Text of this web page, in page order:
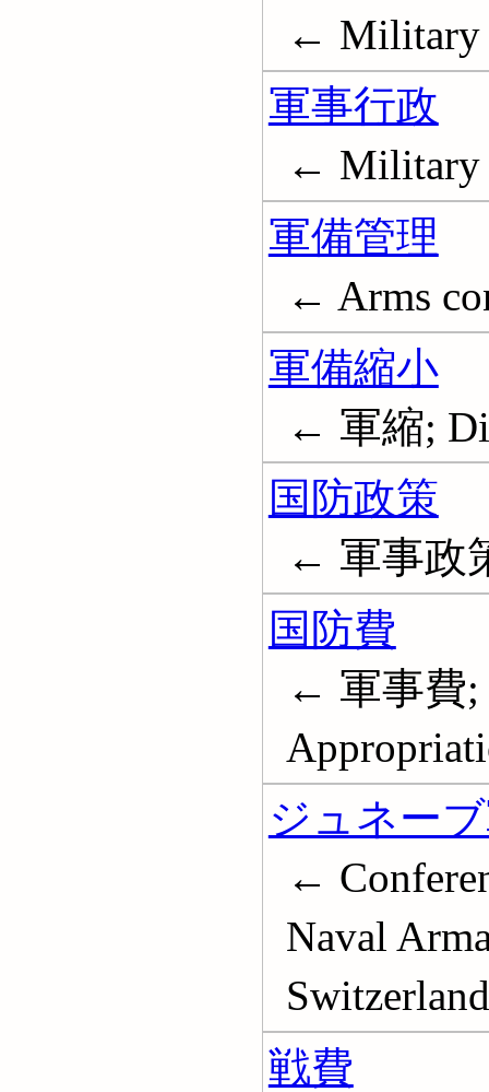
← Military
軍事行政
← Military
軍備管理
← Arms
軍備縮小
← 軍縮;
国防政策
← 軍事政
国防費
← 軍事費;
ジュネー
←
Naval
戦費